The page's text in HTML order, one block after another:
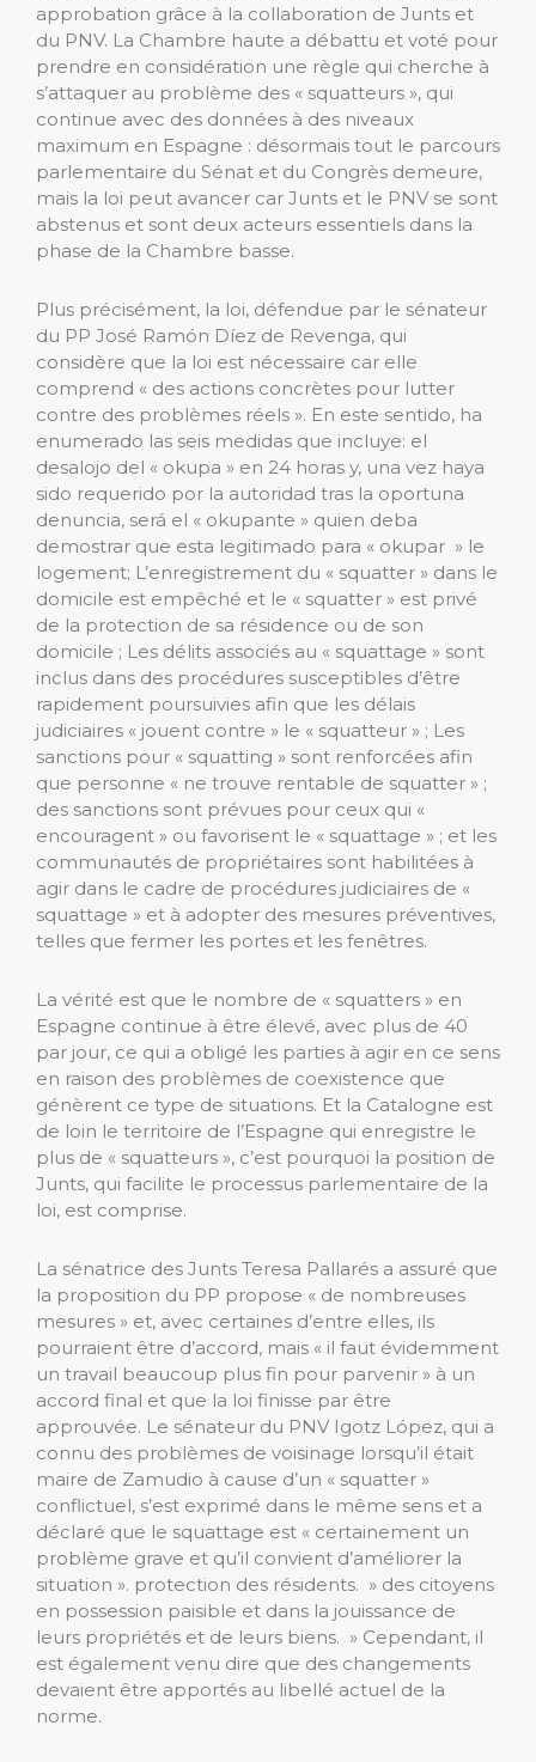
approbation grâce à la collaboration de Junts et
du PNV. La Chambre haute a débattu et voté pour
prendre en considération une règle qui cherche à
s’attaquer au problème des « squatteurs », qui
continue avec des données à des niveaux
maximum en Espagne : désormais tout le parcours
parlementaire du Sénat et du Congrès demeure,
mais la loi peut avancer car Junts et le PNV se sont
abstenus et sont deux acteurs essentiels dans la
phase de la Chambre basse.
Plus précisément, la loi, défendue par le sénateur
du PP José Ramón Díez de Revenga, qui
considère que la loi est nécessaire car elle
comprend « des actions concrètes pour lutter
contre des problèmes réels ». En este sentido, ha
enumerado las seis medidas que incluye: el
desalojo del « okupa » en 24 horas y, una vez haya
sido requerido por la autoridad tras la oportuna
denuncia, será el « okupante » quien deba
demostrar que esta legitimado para « okupar » le
logement; L’enregistrement du « squatter » dans le
domicile est empêché et le « squatter » est privé
de la protection de sa résidence ou de son
domicile ; Les délits associés au « squattage » sont
inclus dans des procédures susceptibles d’être
rapidement poursuivies afin que les délais
judiciaires « jouent contre » le « squatteur » ; Les
sanctions pour « squatting » sont renforcées afin
que personne « ne trouve rentable de squatter » ;
des sanctions sont prévues pour ceux qui «
encouragent » ou favorisent le « squattage » ; et les
communautés de propriétaires sont habilitées à
agir dans le cadre de procédures judiciaires de «
squattage » et à adopter des mesures préventives,
telles que fermer les portes et les fenêtres.
La vérité est que le nombre de « squatters » en
Espagne continue à être élevé, avec plus de 40
par jour, ce qui a obligé les parties à agir en ce sens
en raison des problèmes de coexistence que
génèrent ce type de situations. Et la Catalogne est
de loin le territoire de l’Espagne qui enregistre le
plus de « squatteurs », c’est pourquoi la position de
Junts, qui facilite le processus parlementaire de la
loi, est comprise.
La sénatrice des Junts Teresa Pallarés a assuré que
la proposition du PP propose « de nombreuses
mesures » et, avec certaines d’entre elles, ils
pourraient être d’accord, mais « il faut évidemment
un travail beaucoup plus fin pour parvenir » à un
accord final et que la loi finisse par être
approuvée. Le sénateur du PNV Igotz López, qui a
connu des problèmes de voisinage lorsqu’il était
maire de Zamudio à cause d’un « squatter »
conflictuel, s’est exprimé dans le même sens et a
déclaré que le squattage est « certainement un
problème grave et qu’il convient d’améliorer la
situation ». protection des résidents. » des citoyens
en possession paisible et dans la jouissance de
leurs propriétés et de leurs biens. » Cependant, il
est également venu dire que des changements
devaient être apportés au libellé actuel de la
norme.